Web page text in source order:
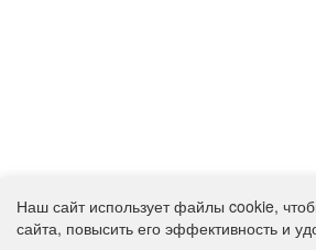
Наш сайт использует файлы cookie,
сайта, повысить его эффективность и